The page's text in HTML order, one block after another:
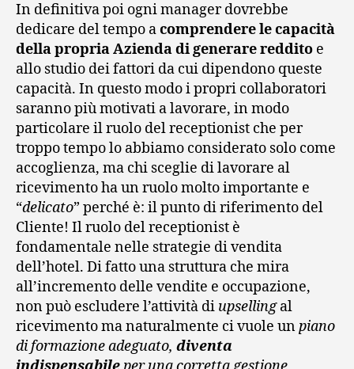
In definitiva poi ogni manager dovrebbe
dedicare del tempo acomprendere le capacità
della propria Azienda di generare reddito e
allo studio dei fattori da cui dipendono queste
capacità. In questo modo i propri collaboratori
saranno più motivati a lavorare, in modo
particolare il ruolo del receptionist che per
troppo tempo lo abbiamo considerato solo come
accoglienza, ma chi sceglie di lavorare al
ricevimento ha un ruolo molto importante e
“delicato” perché è: il punto di riferimento del
Cliente! Il ruolo del receptionist è
fondamentale nelle strategie di vendita
dell’hotel. Di fatto una struttura che mira
all’incremento delle vendite e occupazione,
non può escludere l’attività di upsellingal
ricevimento ma naturalmente ci vuole unpiano
di formazione adeguato, diventa